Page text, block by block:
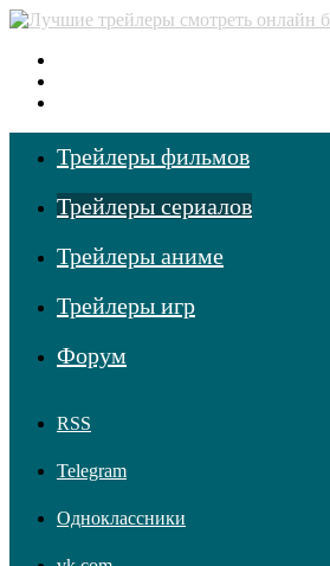
Трейлеры фильмов
Трейлеры сериалов
Трейлеры аниме
Трейлеры игр
Форум
RSS
Telegram
Одноклассники